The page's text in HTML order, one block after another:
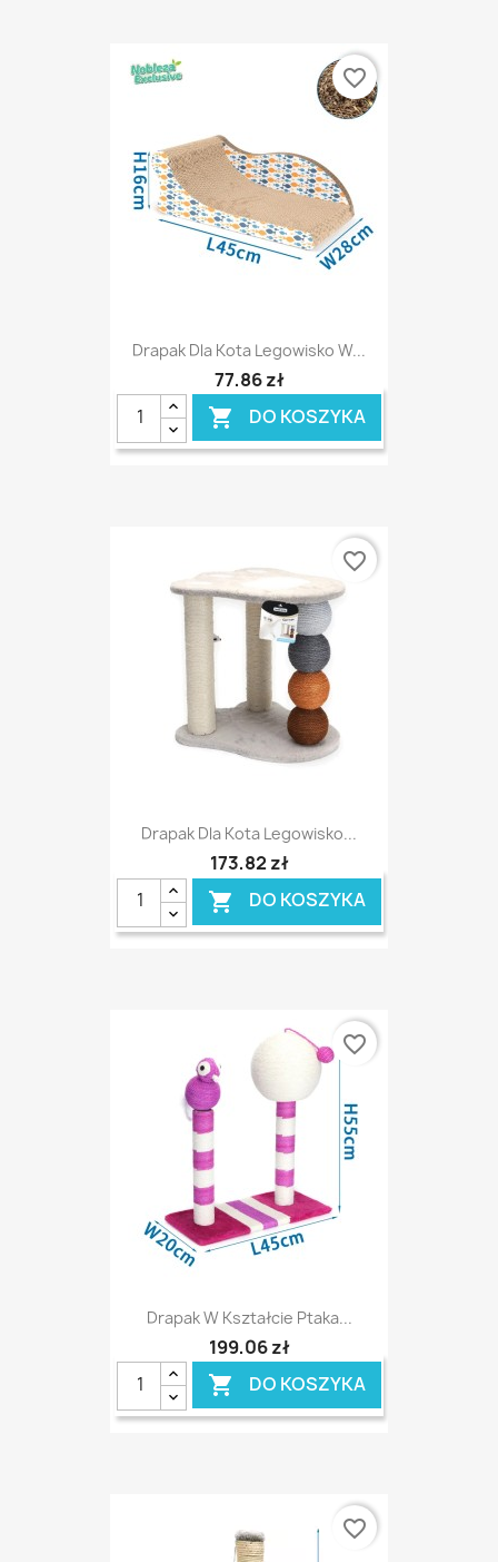
Drapak Dla Kota Legowisko W...
77,86 zł
 DO KOSZYKA
favorite_border
Drapak Dla Kota Legowisko...
173,82 zł
 DO KOSZYKA
favorite_border
Drapak W Kształcie Ptaka...
199,06 zł
 DO KOSZYKA
favorite_border
favorite_border